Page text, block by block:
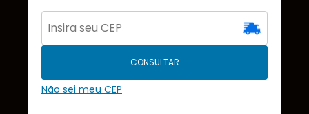
CONSULTAR
Não sei meu CEP